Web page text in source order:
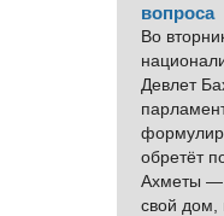
вопроса
Во
Девлет
обретёт
Ахметы —
свой